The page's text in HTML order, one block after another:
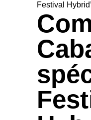
Festival